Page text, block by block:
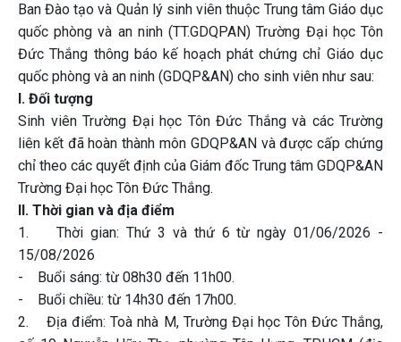
Ban Đào tạo và Quản lý sinh viên thuộc Trung tâm Giáo dục
quốc phòng và an ninh (TT.GDQPAN) Trường Đại học Tôn
Đức Thắng thông báo kế hoạch phát chứng chỉ Giáo dục
quốc phòng và an ninh (GDQP&AN) cho sinh viên như sau:
I. Đối tượng
Sinh viên Trường Đại học Tôn Đức Thắng và các Trường
liên kết đã hoàn thành môn GDQP&AN và được cấp chứng
chỉ theo các quyết định của Giám đốc Trung tâm GDQP&AN
Trường Đại học Tôn Đức Thắng.
II. Thời gian và địa điểm
1. Thời gian: Thứ 3 và thứ 6 từ ngày 01/06/2026 -
15/08/2026
- Buổi sáng: từ 08h30 đến 11h00.
- Buổi chiều: từ 14h30 đến 17h00.
2. Địa điểm: Toà nhà M, Trường Đại học Tôn Đức Thắng,